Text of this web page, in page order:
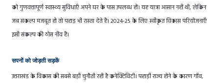
को गुणवत्तापूर्ण स्वास्थ्य सुविधाएँ अपने घर के पास उपलब्ध हों। यह यात्रा आसान नहीं थी, लेकिन
जब संकल्प मजबूत हो तो पहाड़ भी रास्ता देते हैं। 2024-25 के लिए स्वीकृत विकास परियोजनाएँ
इसी संकल्प की ठोस नींव हैं।
सपनों को जोड़ती सड़कें
उत्तराखंड के विकास की सबसे बड़ी चुनौती रही है कनेक्टिविटी। पहाड़ी राज्य होने के कारण गाँव,